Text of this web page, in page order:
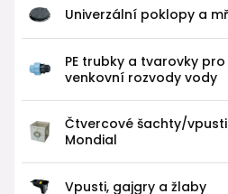
Univerzální poklopy a
PE trubky a tvarovky pro
venkovní rozvody vody
Čtvercové šachty/vpusti
Mondial
Vpusti, gajgry a žlaby